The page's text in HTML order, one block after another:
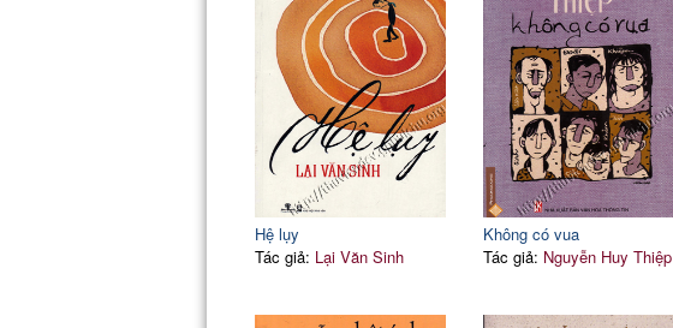
Hệ lụy
Tác giả: Lại Văn Sinh
Không có vua
Tác giả: Nguyễn Huy Thiệp